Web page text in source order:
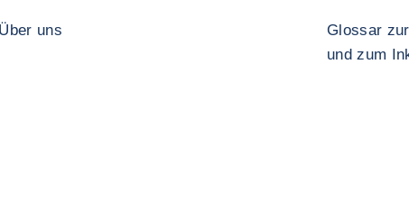
Über uns
Glossar
und zum